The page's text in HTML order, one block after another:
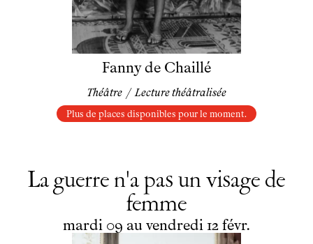
Fanny de Chaillé
Théâtre / Lecture théâtralisée
Plus de places disponibles pour le moment.
La guerre n'a pas un visage de
femme
du
mardi
mardi 09 au au
vendredi
vendredi 12 février
févr.